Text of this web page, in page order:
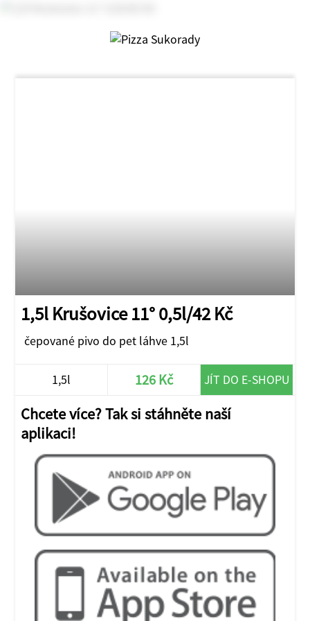
1,5l Krušovice 11° 0,5l/42 Kč
čepované pivo do pet láhve 1,5l
1,5l 126 Kč JÍT DO E-SHOPU
Chcete více? Tak si stáhněte naší
aplikaci!